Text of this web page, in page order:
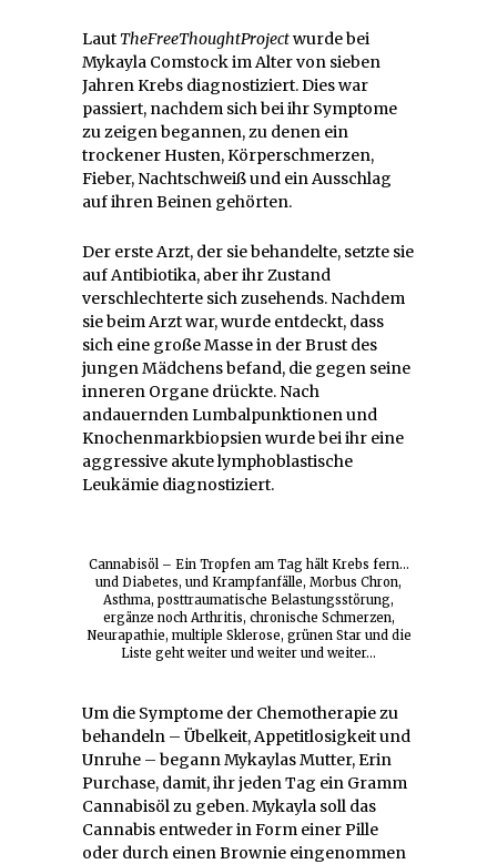
Laut TheFreeThoughtProjectwurde bei
Mykayla Comstock im Alter von sieben
Jahren Krebs diagnostiziert. Dies war
passiert, nachdem sich bei ihr Symptome
zu zeigen begannen, zu denen ein
trockener Husten, Körperschmerzen,
Fieber, Nachtschweiß und ein Ausschlag
auf ihren Beinen gehörten.
Der erste Arzt, der sie behandelte, setzte sie
auf Antibiotika, aber ihr Zustand
verschlechterte sich zusehends. Nachdem
sie beim Arzt war, wurde entdeckt, dass
sich eine große Masse in der Brust des
jungen Mädchens befand, die gegen seine
inneren Organe drückte. Nach
andauernden Lumbalpunktionen und
Knochenmarkbiopsien wurde bei ihr eine
aggressive akute lymphoblastische
Leukämie diagnostiziert.
Cannabisöl – Ein Tropfen am Tag hält Krebs fern…
und Diabetes, und Krampfanfälle, Morbus Chron,
Asthma, posttraumatische Belastungsstörung,
ergänze noch Arthritis, chronische Schmerzen,
Neurapathie, multiple Sklerose, grünen Star und die
Liste geht weiter und weiter und weiter…
Um die Symptome der Chemotherapie zu
behandeln – Übelkeit, Appetitlosigkeit und
Unruhe – begann Mykaylas Mutter, Erin
Purchase, damit, ihr jeden Tag ein Gramm
Cannabisöl zu geben. Mykayla soll das
Cannabis entweder in Form einer Pille
oder durch einen Brownie eingenommen